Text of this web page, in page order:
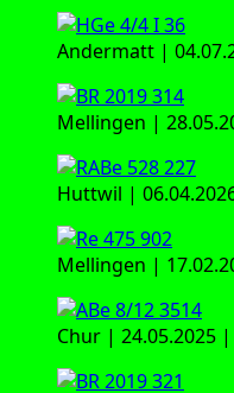
Andermatt |
Mellingen |
Huttwil |
Mellingen |
Chur | 24.05.2025 |